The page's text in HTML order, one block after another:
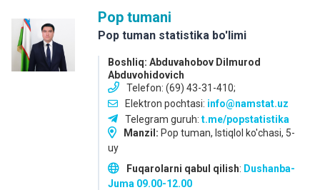
Pop tumani
Pop tuman statistika bo'limi
Boshliq: Abduvahobov Dilmurod
Abduvohidovich
Telefon: (69) 43-31-410;
Elektron pochtasi: info@namstat.uz
Telegram guruh: t.me/popstatistika
Manzil: Pop tuman, Istiqlol ko'chasi, 5-
uy
Fuqarolarni qabul qilish: Dushanba-
Juma 09.00-12.00